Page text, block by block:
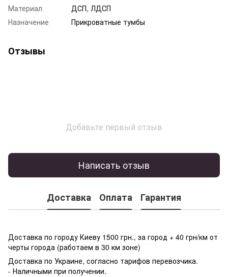
Материал
ДСП, ЛДСП
Назначение
Прикроватные тумбы
Отзывы
Добавьте первый отзыв
Написать отзыв
Доставка Оплата Гарантия
Доставка по городу Киеву 1500 грн., за город + 40 грн/км от
черты города (работаем в 30 км зоне)
Доставка по Украине, согласно тарифов перевозчика.
- Наличными при получении.